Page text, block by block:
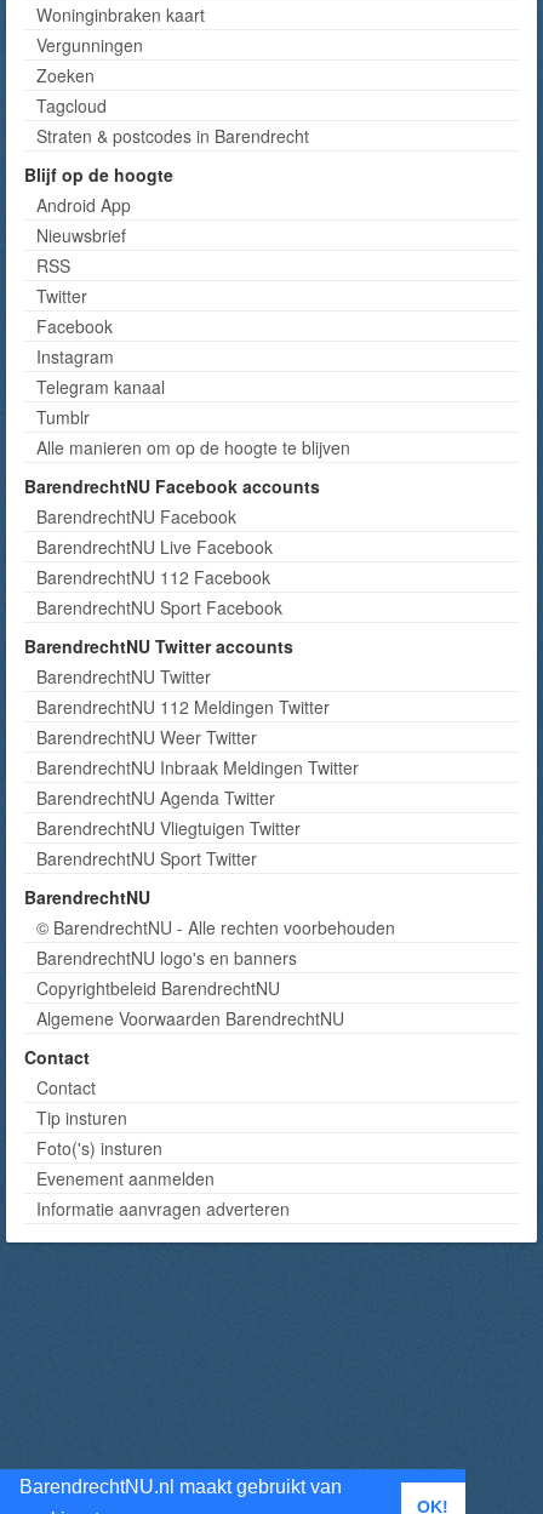
BarendrechtNU.nl maakt gebruikt van
OK!
Woninginbraken kaart
Vergunningen
Zoeken
Tagcloud
Straten & postcodes in Barendrecht
Blijf op de hoogte
Android App
Nieuwsbrief
RSS
Twitter
Facebook
Instagram
Telegram kanaal
Tumblr
Alle manieren om op de hoogte te blijven
BarendrechtNU Facebook accounts
BarendrechtNU Facebook
BarendrechtNU Live Facebook
BarendrechtNU 112 Facebook
BarendrechtNU Sport Facebook
BarendrechtNU Twitter accounts
BarendrechtNU Twitter
BarendrechtNU 112 Meldingen Twitter
BarendrechtNU Weer Twitter
BarendrechtNU Inbraak Meldingen Twitter
BarendrechtNU Agenda Twitter
BarendrechtNU Vliegtuigen Twitter
BarendrechtNU Sport Twitter
BarendrechtNU
© BarendrechtNU - Alle rechten voorbehouden
BarendrechtNU logo's en banners
Copyrightbeleid BarendrechtNU
Algemene Voorwaarden BarendrechtNU
Contact
Contact
Tip insturen
Foto('s) insturen
Evenement aanmelden
Informatie aanvragen adverteren